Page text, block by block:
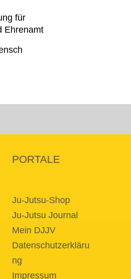
PORTALE
Ju-Jutsu-Shop
Ju-Jutsu Journal
Mein DJJV
Datenschutzerkläru
ng
Impressum